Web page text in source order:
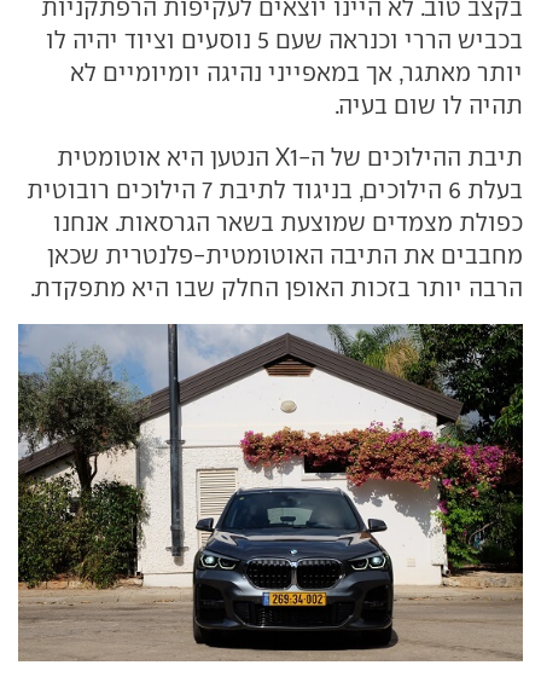
בקצב טוב. לא היינו יוצאים לעקיפות הרפתקניות
בכביש הררי וכנראה שעם 5 נוסעים וציוד יהיה לו
יותר מאתגר, אך במאפייני נהיגה יומיומיים לא
תהיה לו שום בעיה.
תיבת ההילוכים של ה-X1 הנטען היא אוטומטית
בעלת 6 הילוכים, בניגוד לתיבת 7 הילוכים רובוטית
כפולת מצמדים שמוצעת בשאר הגרסאות. אנחנו
מחבבים את התיבה האוטומטית-פלנטרית שכאן
הרבה יותר בזכות האופן החלק שבו היא מתפקדת.